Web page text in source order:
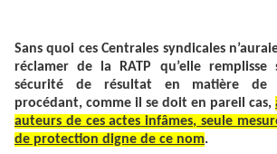
Sans quoi ces Centrales syndicales
réclamer de la RATP qu’elle
sécurité de résultat en matière de
procédant, comme il se doit en pareil cas,
auteurs de ces actes infâmes, seule
de protection digne de ce nom.